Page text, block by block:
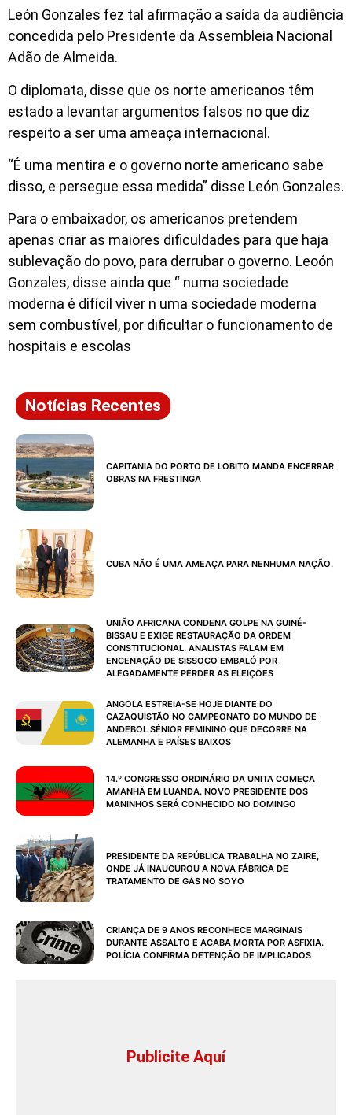
León Gonzales fez tal afirmação a saída da audiência
concedida pelo Presidente da Assembleia Nacional
Adão de Almeida.
O diplomata, disse que os norte americanos têm
estado a levantar argumentos falsos no que diz
respeito a ser uma ameaça internacional.
“É uma mentira e o governo norte americano sabe
disso, e persegue essa medida” disse León Gonzales.
Para o embaixador, os americanos pretendem
apenas criar as maiores dificuldades para que haja
sublevação do povo, para derrubar o governo. Leoón
Gonzales, disse ainda que “ numa sociedade
moderna é difícil viver n uma sociedade moderna
sem combustível, por dificultar o funcionamento de
hospitais e escolas
Notícias Recentes
CAPITANIA DO PORTO DE LOBITO MANDA ENCERRAR
OBRAS NA FRESTINGA
CUBA NÃO É UMA AMEAÇA PARA NENHUMA NAÇÃO.
UNIÃO AFRICANA CONDENA GOLPE NA GUINÉ-
BISSAU E EXIGE RESTAURAÇÃO DA ORDEM
CONSTITUCIONAL. ANALISTAS FALAM EM
ENCENAÇÃO DE SISSOCO EMBALÓ POR
ALEGADAMENTE PERDER AS ELEIÇÕES
ANGOLA ESTREIA-SE HOJE DIANTE DO
CAZAQUISTÃO NO CAMPEONATO DO MUNDO DE
ANDEBOL SÉNIOR FEMININO QUE DECORRE NA
ALEMANHA E PAÍSES BAIXOS
14.º CONGRESSO ORDINÁRIO DA UNITA COMEÇA
AMANHÃ EM LUANDA. NOVO PRESIDENTE DOS
MANINHOS SERÁ CONHECIDO NO DOMINGO
PRESIDENTE DA REPÚBLICA TRABALHA NO ZAIRE,
ONDE JÁ INAUGUROU A NOVA FÁBRICA DE
TRATAMENTO DE GÁS NO SOYO
CRIANÇA DE 9 ANOS RECONHECE MARGINAIS
DURANTE ASSALTO E ACABA MORTA POR ASFIXIA.
POLÍCIA CONFIRMA DETENÇÃO DE IMPLICADOS
Publicite Aquí